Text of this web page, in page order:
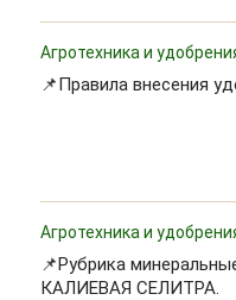
Агротехника и
📌Правила внесения
Агротехника и
📌Рубрика
КАЛИЕВАЯ СЕЛИТРА.